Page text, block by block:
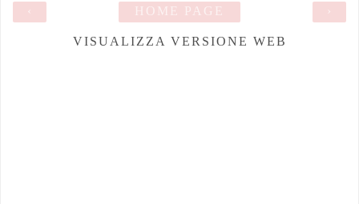
›
HOME PAGE
VISUALIZZA VERSIONE WEB